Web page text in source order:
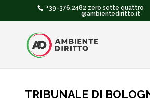
+39-376.2482 zero sette quattro
@ambientediritto.it
TRIBUNALE DI